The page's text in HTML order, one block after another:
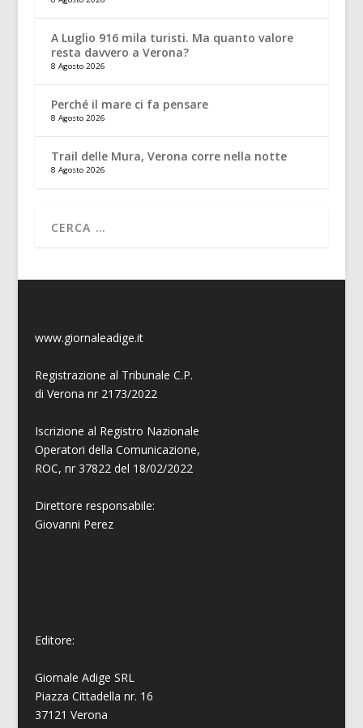
A Luglio 916 mila turisti. Ma quanto valore
resta davvero a Verona?
8 Agosto 2026
Perché il mare ci fa pensare
8 Agosto 2026
Trail delle Mura, Verona corre nella notte
8 Agosto 2026
www.giornaleadige.it
Registrazione al Tribunale C.P.
di Verona nr 2173/2022
Iscrizione al Registro Nazionale
Operatori della Comunicazione,
ROC, nr 37822 del 18/02/2022
Direttore responsabile:
Giovanni Perez
Editore:
Giornale Adige SRL
Piazza Cittadella nr. 16
37121 Verona